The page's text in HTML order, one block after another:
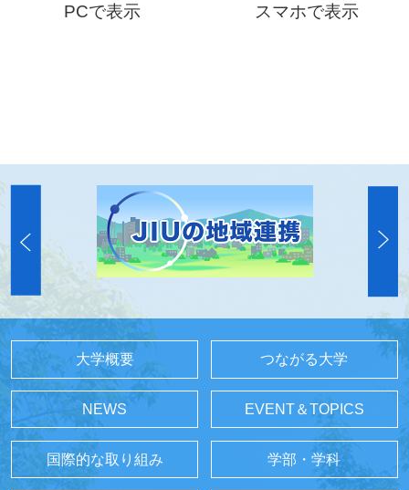
PCで表示 スマホで表示
大学概要 つながる大学
NEWS EVENT＆TOPICS
国際的な取り組み 学部・学科